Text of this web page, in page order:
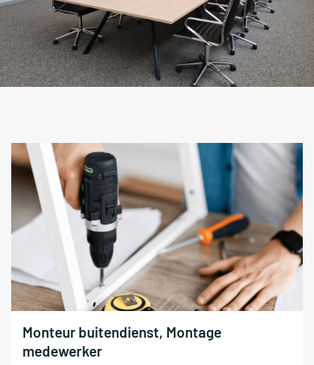
Monteur buitendienst, Montage
medewerker